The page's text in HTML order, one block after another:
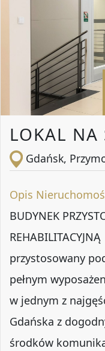
LOKAL NA
Gdańsk,
Opis
BUDYNEK
przystosowany
pełnym
w jednym z
Gdańska z
środków